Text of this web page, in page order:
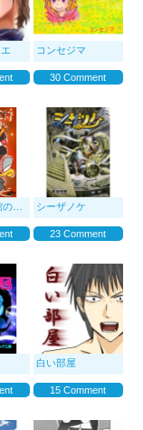
コンセジマ
30 Comment
のカミィシーザノケ
23 Comment
白い部屋
15 Comment